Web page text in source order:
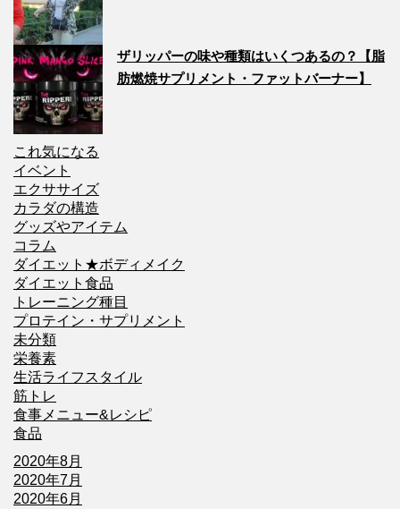
ザリッパーの味や種類はいくつあるの？【脂
肪燃焼サプリメント・ファットバーナー】
これ気になる
イベント
エクササイズ
カラダの構造
グッズやアイテム
コラム
ダイエット★ボディメイク
ダイエット食品
トレーニング種目
プロテイン・サプリメント
未分類
栄養素
生活ライフスタイル
筋トレ
食事メニュー&レシピ
食品
2020年8月
2020年7月
2020年6月